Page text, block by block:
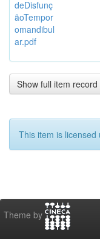
deDisfunç
ãoTempor
omandibul
ar.pdf
Show full item record
This item is licensed
Theme by